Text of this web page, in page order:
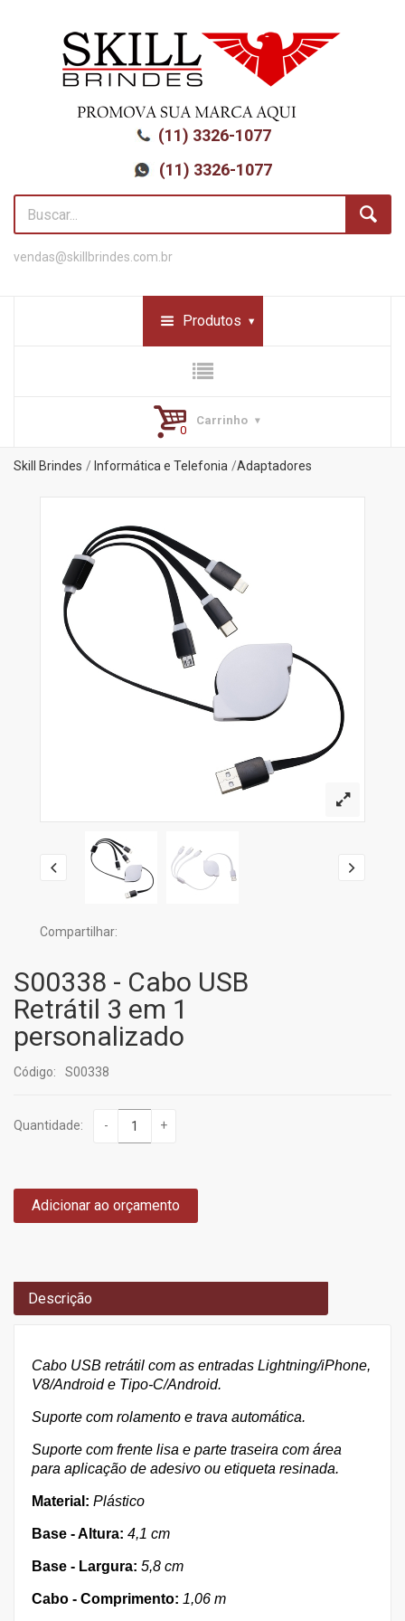
(11) 3326-1077
(11) 3326-1077
vendas@skillbrindes.com.br
Produtos
Carrinho
Skill Brindes Informática e Telefonia Adaptadores
Compartilhar:
S00338 - Cabo USB
Retrátil 3 em 1
personalizado
Código: S00338
Quantidade: - +
Adicionar ao orçamento
Descrição
Cabo USB retrátil com as entradas Lightning/iPhone,
V8/Android e Tipo-C/Android.
Suporte com rolamento e trava automática.
Suporte com frente lisa e parte traseira com área
para aplicação de adesivo ou etiqueta resinada.
Material: Plástico
Base - Altura: 4,1 cm
Base - Largura: 5,8 cm
Cabo - Comprimento: 1,06 m